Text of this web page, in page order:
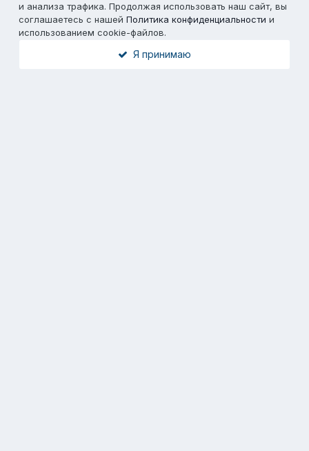
и анализа трафика. Продолжая использовать наш сайт, вы
соглашаетесь с нашей Политика конфиденциальности и
использованием cookie-файлов.
Я принимаю